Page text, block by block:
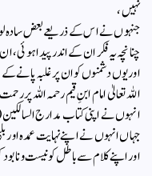
نہیں،
جنہوں نے اس کے ذریعے بعض سادہ
چنانچہ یہ فکر ان کے اندر پیدا
اور یوں دشمنوں کو ان پر غلبہ پانے
اللہ تعالیٰ امام ابنِ قیم رحمہ اللہ پر
انہوں نے اپنی کتاب مدارج السالکین (جلد 1، صفحہ 198) میں اس مسئلے پر
جہاں انہوں نے اپنے نہایت عمدہ اور
اور اپنے کلام سے باطل کو نیست و